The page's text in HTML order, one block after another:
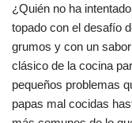
c
e
b
o
at
s
A
p
¿Quién no ha
topado con el desafío
grumos y con un
clásico de la cocina
pequeños problemas
papas mal cocidas